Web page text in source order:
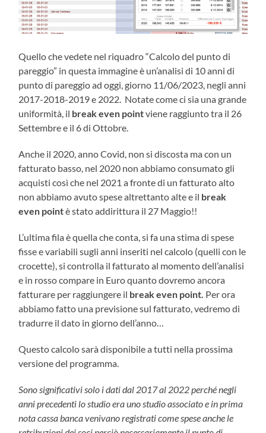
Quello che vedete nel riquadro “Calcolo del punto di
pareggio” in questa immagine è un’analisi di 10 anni di
punto di pareggio ad oggi, giorno 11/06/2023, negli anni
2017-2018-2019 e 2022. Notate come ci sia una grande
uniformità, il break even pointviene raggiunto tra il 26
Settembre e il 6 di Ottobre.
Anche il 2020, anno Covid, non si discosta ma con un
fatturato basso, nel 2020 non abbiamo consumato gli
acquisti così che nel 2021 a fronte di un fatturato alto
non abbiamo avuto spese altrettanto alte e il break
even pointè stato addirittura il 27 Maggio!!
L’ultima fila è quella che conta, si fa una stima di spese
fisse e variabili sugli anni inseriti nel calcolo (quelli con le
crocette), si controlla il fatturato al momento dell’analisi
e in rosso compare in Euro quanto dovremo ancora
fatturare per raggiungere il break even point. Per ora
abbiamo fatto una previsione sul fatturato, vedremo di
tradurre il dato in giorno dell’anno…
Questo calcolo sarà disponibile a tutti nella prossima
versione del programma.
Sono significativi solo i dati dal 2017 al 2022 perché negli
anni precedenti lo studio era uno studio associato e in prima
nota cassa banca venivano registrati come spese anche le